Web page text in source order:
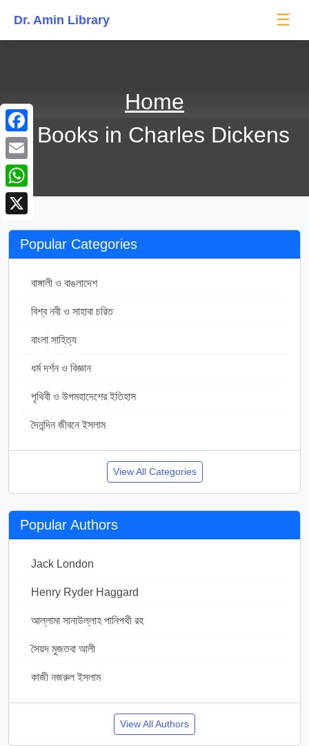
Dr. Amin Library ☰
Home
Books in Charles Dickens
Popular Categories
বাঙ্গালী ও বাঙলাদেশ
বিশ্ব নবী ও সাহাবা চরিত
বাংলা সাহিত্য
ধর্ম দর্শন ও বিজ্ঞান
পৃথিবী ও উপমহাদেশের ইতিহাস
দৈনন্দিন জীবনে ইসলাম
View All Categories
Popular Authors
Jack London
Henry Ryder Haggard
আল্লামা সানাউল্লাহ পানিপথী রহ
সৈয়দ মুজতবা আলী
কাজী নজরুল ইসলাম
View All Authors
Facebook
Email
WhatsApp